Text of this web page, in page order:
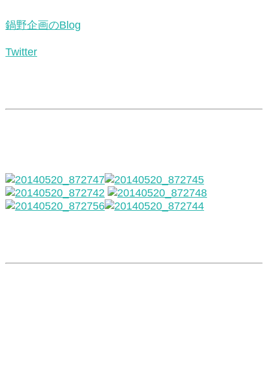
鍋野企画のBlog
Twitter